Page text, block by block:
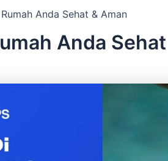
Anda Sehat & Aman
Anda